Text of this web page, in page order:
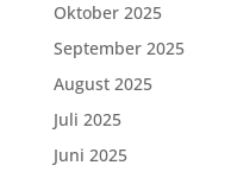
Oktober 2025
September 2025
August 2025
Juli 2025
Juni 2025